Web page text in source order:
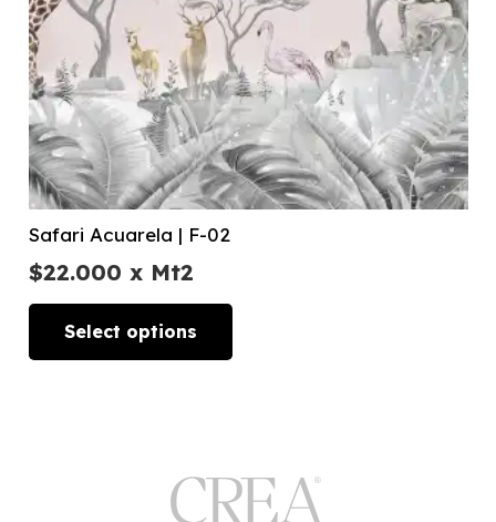
Safari Acuarela | F-02
$22.000 x Mt2
Select options